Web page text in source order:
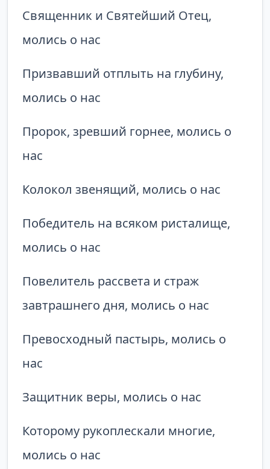
Священник и Святейший Отец,
молись о нас
Призвавший отплыть на глубину,
молись о нас
Пророк, зревший горнее, молись о
нас
Колокол звенящий, молись о нас
Победитель на всяком ристалище,
молись о нас
Повелитель рассвета и страж
завтрашнего дня, молись о нас
Превосходный пастырь, молись о
нас
Защитник веры, молись о нас
Которому рукоплескали многие,
молись о нас